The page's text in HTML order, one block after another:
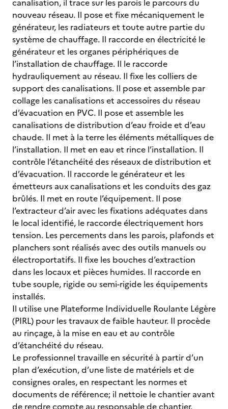
canalisation, il trace sur les parois le parcours du
nouveau réseau. Il pose et fixe mécaniquement le
générateur, les radiateurs et toute autre partie du
système de chauffage. Il raccorde en électricité le
générateur et les organes périphériques de
l’installation de chauffage. Il le raccorde
hydrauliquement au réseau. Il fixe les colliers de
support des canalisations. Il pose et assemble par
collage les canalisations et accessoires du réseau
d’évacuation en PVC. Il pose et assemble les
canalisations de distribution d’eau froide et d’eau
chaude. Il met à la terre les éléments métalliques de
l’installation. Il met en eau et rince l’installation. Il
contrôle l’étanchéité des réseaux de distribution et
d’évacuation. Il raccorde le générateur et les
émetteurs aux canalisations et les conduits des gaz
brûlés. Il met en route l’équipement. Il pose
l’extracteur d’air avec les fixations adéquates dans
le local identifié, le raccorde électriquement hors
tension. Les percements dans les parois, plafonds et
planchers sont réalisés avec des outils manuels ou
électroportatifs. Il fixe les bouches d’extraction
dans les locaux et pièces humides. Il raccorde en
tube souple, rigide ou semi-rigide les équipements
installés.
Il utilise une Plateforme Individuelle Roulante Légère
(PIRL) pour les travaux de faible hauteur. Il procède
au rinçage, à la mise en eau et au contrôle
d’étanchéité du réseau.
Le professionnel travaille en sécurité à partir d’un
plan d’exécution, d’une liste de matériels et de
consignes orales, en respectant les normes et
documents de référence; il nettoie le chantier avant
de rendre compte au responsable de chantier.